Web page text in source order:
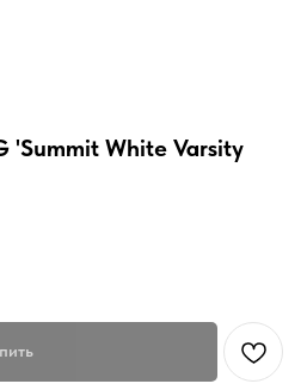
'Summit White Varsity